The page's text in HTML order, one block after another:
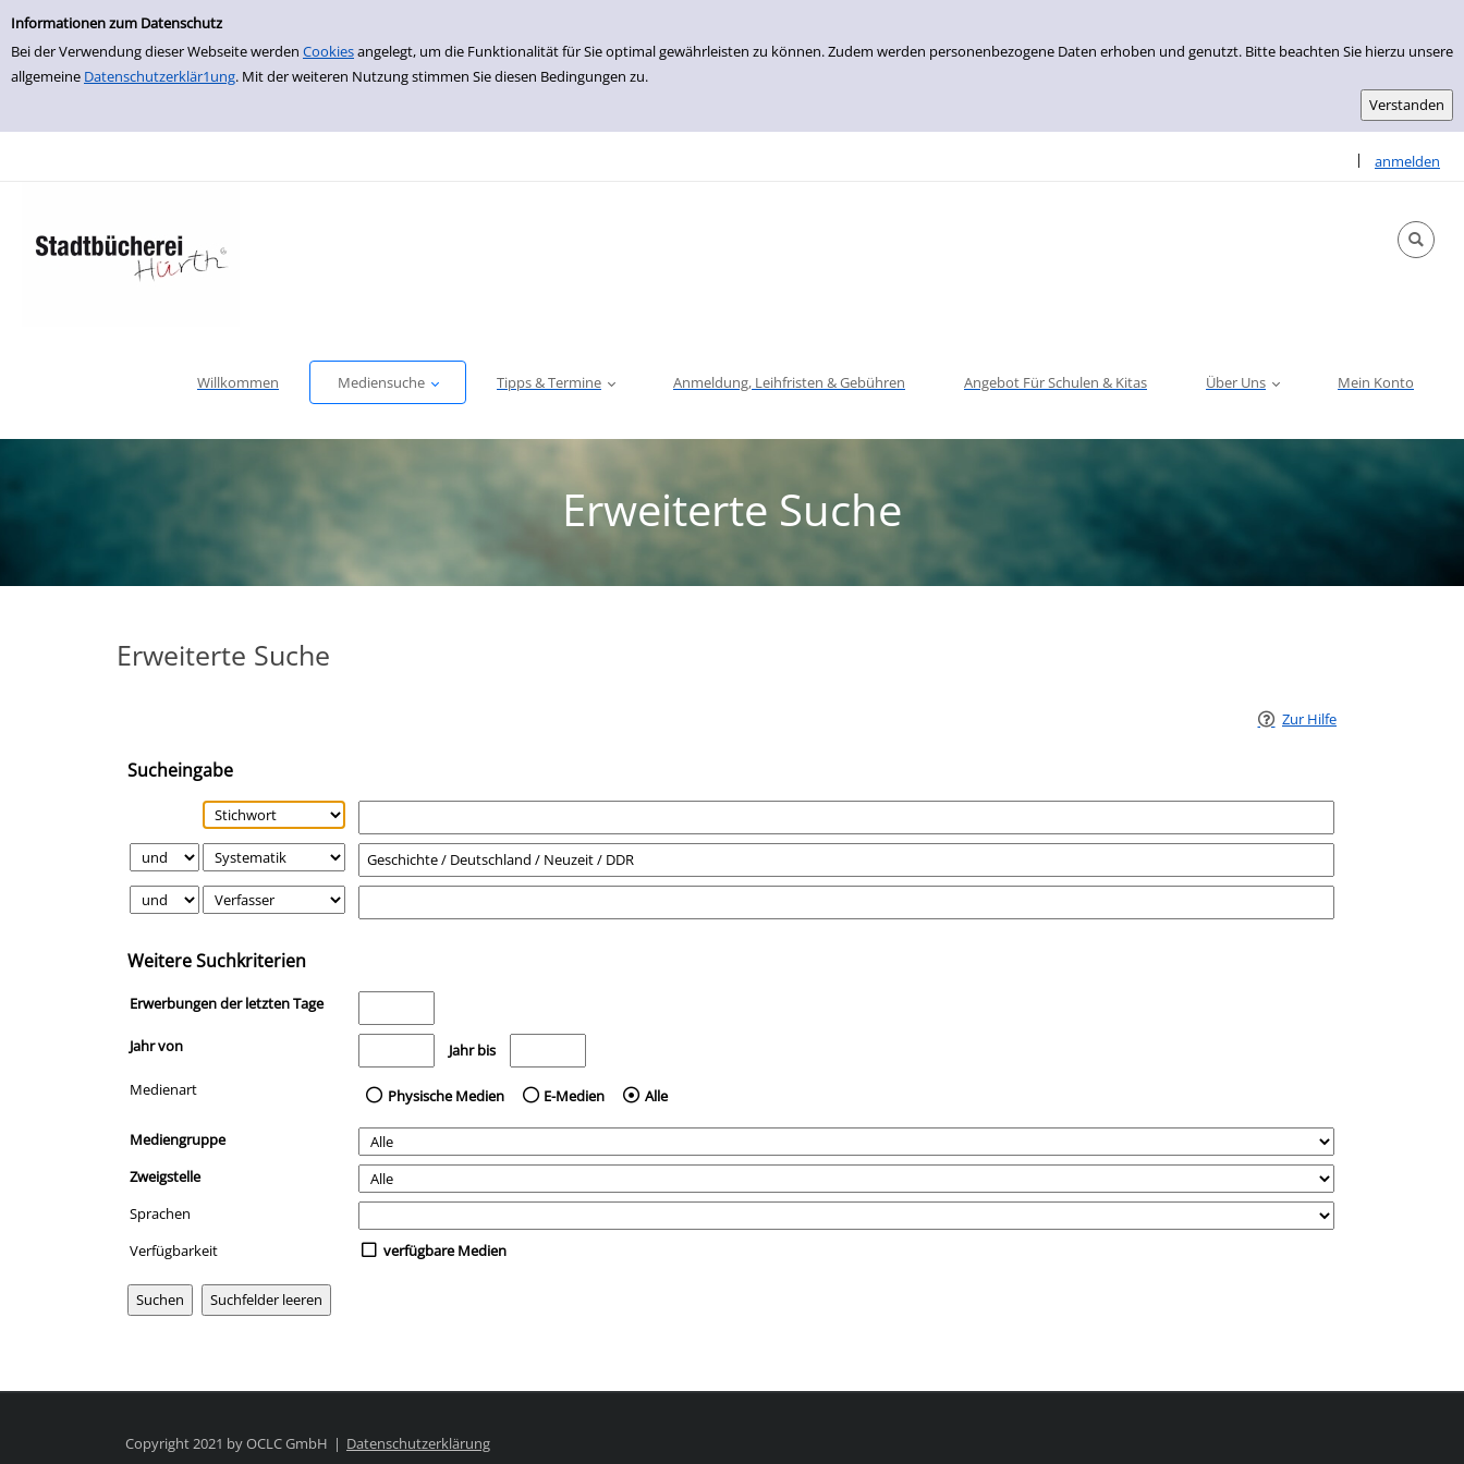
Erweiterte Suche
Informationen zum Datenschutz
Bei der Verwendung dieser Webseite werden Cookiesangelegt, um die Funktionalität für Sie optimal gewährleisten zu können. Zudem werden personenbezogene Daten erhoben und genutzt. Bitte beachten Sie hierzu unsere
allgemeine Datenschutzerklär1ung. Mit der weiteren Nutzung stimmen Sie diesen Bedingungen zu.
zur Navigation springen
zum Inhalt springen
Zur erweiterten Suche springen
| anmelden
Sprache
Willkommen Mediensuche Tipps & Termine Anmeldung, Leihfristen & Gebühren Angebot Für Schulen & Kitas Über Uns Mein Konto
Erweiterte Suche
Erweiterte Suche
Zur Hilfe
Sucheingabe
Weitere Suchkriterien
Erwerbungen der letzten Tage
Jahr von Medien anzeigen, die nach dem Jahr veröffentlicht wurden
Jahr bis
Medienart Physische Medien E-Medien Alle
Mediengruppe
Zweigstelle
Sprachen
Verfügbarkeit
verfügbare Medien
Copyright 2021 by OCLC GmbH Datenschutzerklärung